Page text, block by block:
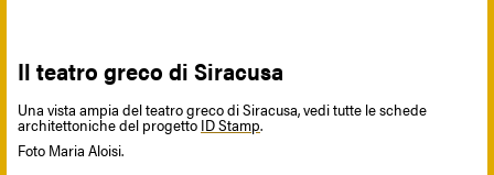
Il teatro greco di Siracusa
Una vista ampia del teatro greco di Siracusa, vedi tutte le schede
architettoniche del progetto ID Stamp.
Foto Maria Aloisi.